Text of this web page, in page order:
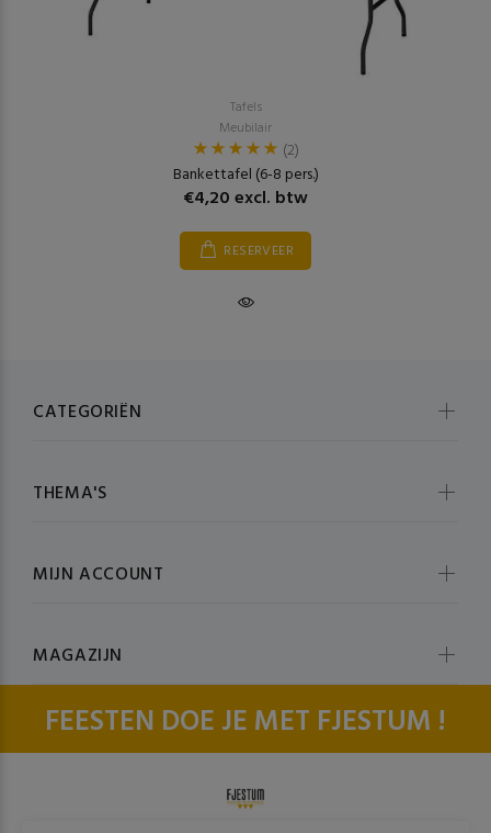
Tafels
Meubilair
(2)
Bankettafel (6-8 pers.)
€4,20 excl. btw
RESERVEER
FEESTEN DOE JE MET FJESTUM !
CATEGORIËN
THEMA'S
MIJN ACCOUNT
MAGAZIJN